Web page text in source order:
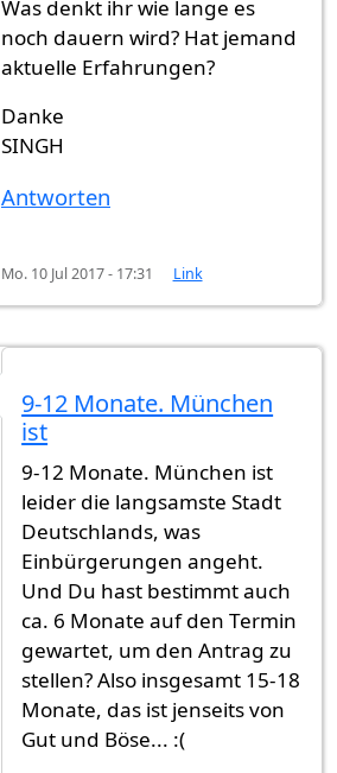
Was denkt ihr wie lange es
noch dauern wird? Hat jemand
aktuelle Erfahrungen?
Danke
SINGH
Antworten
Mo. 10 Jul 2017 - 17:31 Link
9-12 Monate. München
ist
9-12 Monate. München ist
leider die langsamste Stadt
Deutschlands, was
Einbürgerungen angeht.
Und Du hast bestimmt auch
ca. 6 Monate auf den Termin
gewartet, um den Antrag zu
stellen? Also insgesamt 15-18
Monate, das ist jenseits von
Gut und Böse... :(